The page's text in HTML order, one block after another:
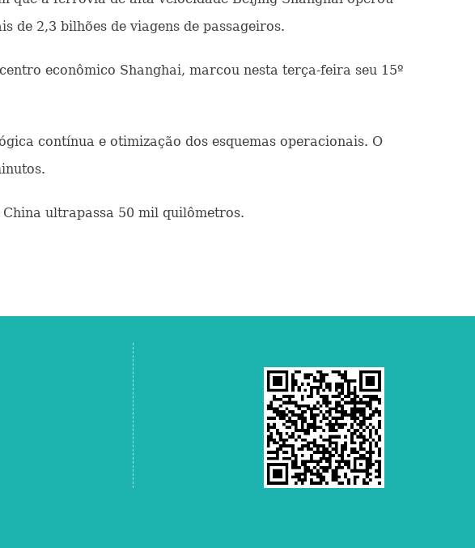
de 2,3 bilhões de viagens de passageiros.
econômico Shanghai, marcou nesta terça-feira seu 15º
contínua e otimização dos esquemas operacionais. O
ultrapassa 50 mil quilômetros.